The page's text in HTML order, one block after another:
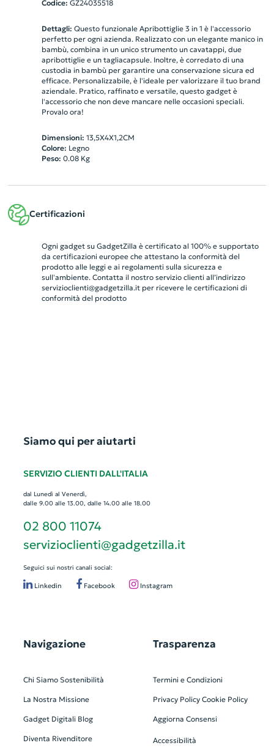
Codice: GZ24035518
Dettagli: Questo funzionale Apribottiglie 3 in 1 è l'accessorio
perfetto per ogni azienda. Realizzato con un elegante manico in
bambù, combina in un unico strumento un cavatappi, due
apribottiglie e un tagliacapsule. Inoltre, è corredato di una
custodia in bambù per garantire una conservazione sicura ed
efficace. Personalizzabile, è l'ideale per valorizzare il tuo brand
aziendale. Pratico, raffinato e versatile, questo gadget è
l'accessorio che non deve mancare nelle occasioni speciali.
Provalo ora!
Dimensioni: 13,5X4X1,2CM
Colore: Legno
Peso: 0.08Kg
Certificazioni
Ogni gadget su GadgetZilla è certificato al 100% e supportato
da certificazioni europee che attestano la conformità del
prodotto alle leggi e ai regolamenti sulla sicurezza e
sull'ambiente. Contatta il nostro servizio clienti all’indirizzo
servizioclienti@gadgetzilla.itper ricevere le certificazioni di
conformità del prodotto
Siamo qui per aiutarti
SERVIZIO CLIENTI DALL'ITALIA
dal Lunedì al Venerdì,
dalle 9.00 alle 13.00, dalle 14.00 alle 18.00
02 800 11074
servizioclienti@gadgetzilla.it
Seguici sui nostri canali social:
Linkedin Facebook Instagram
Navigazione
Chi Siamo Sostenibilità
La Nostra Missione
Gadget Digitali Blog
Diventa Rivenditore
Trasparenza
Termini e Condizioni
Privacy Policy Cookie Policy
Aggiorna Consensi
Accessibilità